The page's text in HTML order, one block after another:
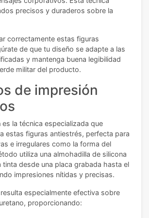
precisos y duraderos sobre la
correctamente estas figuras
de que tu diseño se adapte a las
y mantenga buena legibilidad
militar del producto.
de impresión
es la técnica especializada que
estas figuras antiestrés, perfecta para
e irregulares como la forma del
utiliza una almohadilla de silicona
tinta desde una placa grabada hasta el
impresiones nítidas y precisas.
especialmente efectiva sobre
proporcionando: